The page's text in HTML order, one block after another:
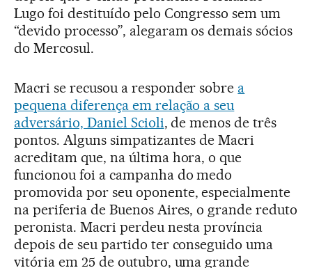
Lugo foi destituído pelo Congresso sem um
“devido processo”, alegaram os demais sócios
do Mercosul.
Macri se recusou a responder sobre a
pequena diferença em relação a seu
adversário, Daniel Scioli, de menos de três
pontos. Alguns simpatizantes de Macri
acreditam que, na última hora, o que
funcionou foi a campanha do medo
promovida por seu oponente, especialmente
na periferia de Buenos Aires, o grande reduto
peronista. Macri perdeu nesta província
depois de seu partido ter conseguido uma
vitória em 25 de outubro, uma grande